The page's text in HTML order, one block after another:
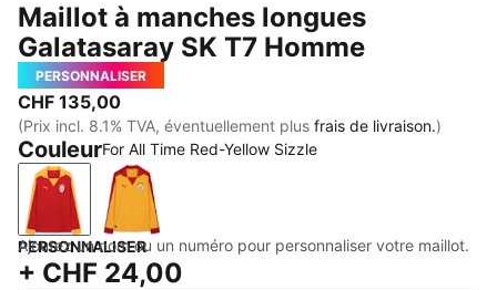
Maillot à manches longues
Galatasaray SK T7 Homme
PERSONNALISER
CHF 135,00
(Prix incl. 8.1% TVA, éventuellement plus frais de livraison.)
CouleurFor All Time Red-Yellow Sizzle
For All Time Red-Yellow Sizzle
Yellow Sizzle-For All Time Red
PERSONNALISER
Ajoutez un nom ou un numéro pour personnaliser votre maillot.
+ CHF 24,00